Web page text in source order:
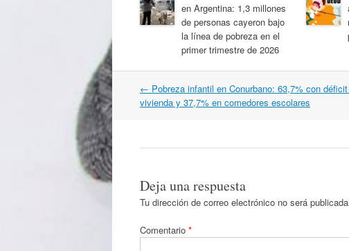
en Argentina: 1,3 millones
de personas cayeron bajo
la línea de pobreza en el
primer trimestre de 2026
Navegación
por
← Pobreza infantil en Conurbano: 63,7% con
vivienda y 37,7% en comedores escolares
Deja una respuesta
Tu dirección de correo electrónico no será
Comentario *